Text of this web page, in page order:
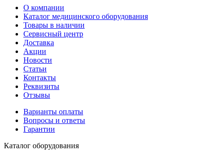
О компании
Каталог медицинского оборудования
Товары в наличии
Сервисный центр
Доставка
Акции
Новости
Статьи
Контакты
Реквизиты
Отзывы
Варианты оплаты
Вопросы и ответы
Гарантии
Каталог оборудования